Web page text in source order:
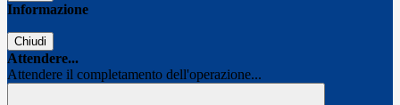
Informazione
Chiudi
Attendere...
Attendere il completamento dell'operazione...